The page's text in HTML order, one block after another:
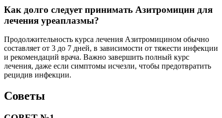
Как долго следует принимать Азитромицин для
лечения уреаплазмы?
Продолжительность курса лечения Азитромицином обычно
составляет от 3 до 7 дней, в зависимости от тяжести инфекции
и рекомендаций врача. Важно завершить полный курс
лечения, даже если симптомы исчезли, чтобы предотвратить
рецидив инфекции.
Советы